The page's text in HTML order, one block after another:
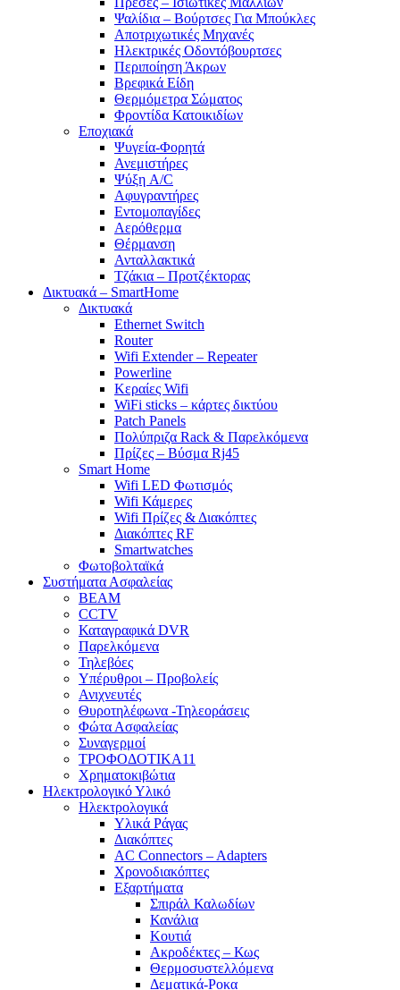
Ψαλίδια – Βούρτσες Για Μπούκλες
Αποτριχωτικές Μηχανές
Ηλεκτρικές Οδοντόβουρτσες
Περιποίηση Άκρων
Βρεφικά Είδη
Θερμόμετρα Σώματος
Φροντίδα Κατοικιδίων
Εποχιακά
Ψυγεία-Φορητά
Ανεμιστήρες
Ψύξη A/C
Αφυγραντήρες
Εντομοπαγίδες
Αερόθερμα
Θέρμανση
Ανταλλακτικά
Τζάκια – Προτζέκτορας
Δικτυακά – SmartHome
Δικτυακά
Ethernet Switch
Router
Wifi Extender – Repeater
Powerline
Κεραίες Wifi
WiFi sticks – κάρτες δικτύου
Patch Panels
Πολύπριζα Rack & Παρελκόμενα
Πρίζες – Βύσμα Rj45
Smart Home
Wifi LED Φωτισμός
Wifi Κάμερες
Wifi Πρίζες & Διακόπτες
Διακόπτες RF
Smartwatches
Φωτοβολταϊκά
Συστήματα Ασφαλείας
BEAM
CCTV
Καταγραφικά DVR
Παρελκόμενα
Τηλεβόες
Υπέρυθροι – Προβολείς
Ανιχνευτές
Θυροτηλέφωνα -Τηλεοράσεις
Φώτα Ασφαλείας
Συναγερμοί
ΤΡΟΦΟΔΟΤΙΚΑ11
Χρηματοκιβώτια
Ηλεκτρολογικό Υλικό
Ηλεκτρολογικά
Υλικά Ράγας
Διακόπτες
AC Connectors – Adapters
Χρονοδιακόπτες
Εξαρτήματα
Σπιράλ Καλωδίων
Κανάλια
Κουτιά
Ακροδέκτες – Κως
Θερμοσυστελλόμενα
Δεματικά-Ροκα